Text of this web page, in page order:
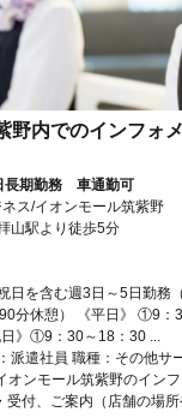
野内でのインフォ
長期勤務 車通勤可
ス/イオンモール筑紫野
山駅より徒歩5分
日を含む週3日～5日勤務
分休憩） 《平日》 ①9
》①9：30～18：30 ...
派遣社員 職種：その他サ
オンモール筑紫野のイン
受付、ご案内（店舗の場所